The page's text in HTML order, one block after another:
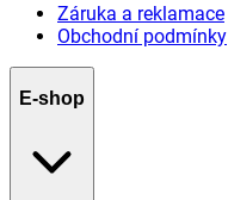
Záruka a reklamace
Obchodní podmínky
E-shop